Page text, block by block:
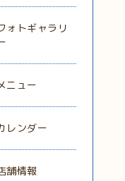
ォトギャラリ
ニュー
レンダー
舗情報